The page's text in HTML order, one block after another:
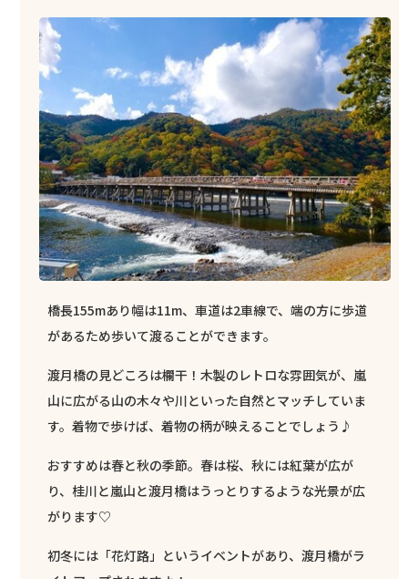
橋長155mあり幅は11m、車道は2車線で、端の方に歩道
があるため歩いて渡ることができます。
渡月橋の見どころは欄干！木製のレトロな雰囲気が、嵐
山に広がる山の木々や川といった自然とマッチしていま
す。着物で歩けば、着物の柄が映えることでしょう♪
おすすめは春と秋の季節。春は桜、秋には紅葉が広が
り、桂川と嵐山と渡月橋はうっとりするような光景が広
がります♡
初冬には「花灯路」というイベントがあり、渡月橋がラ